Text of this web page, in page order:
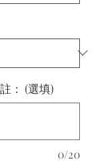
： (選填)
0/20